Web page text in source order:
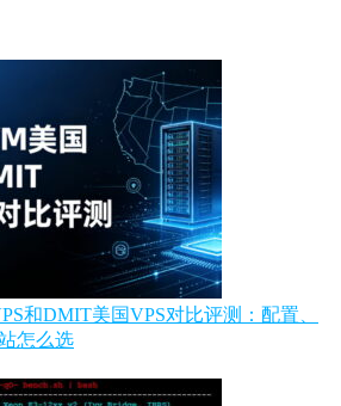
和DMIT美国VPS对比评测：配置、
怎么选